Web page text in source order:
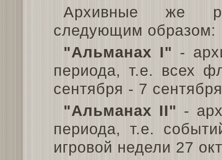
Архивные же
следующим образом:
"Альманах I" -
периода, т.е. всех
сентября - 7
"Альманах II" -
периода, т.е.
игровой недели 27